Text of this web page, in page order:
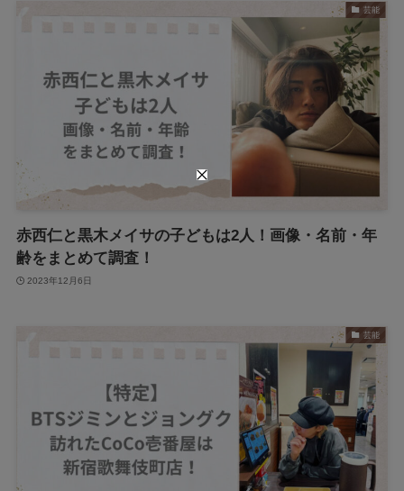
芸能
赤西仁と黒木メイサの子どもは2人！画像・名前・年
齢をまとめて調査！
2023年12月6日
芸能